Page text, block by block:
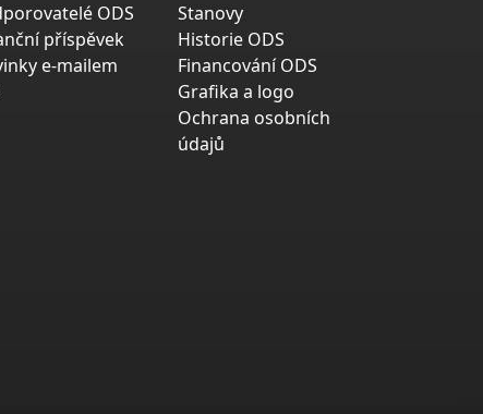
ODS
příspěvek
e-mailem
Stanovy
Historie ODS
Financování ODS
Grafika a logo
Ochrana osobních
údajů